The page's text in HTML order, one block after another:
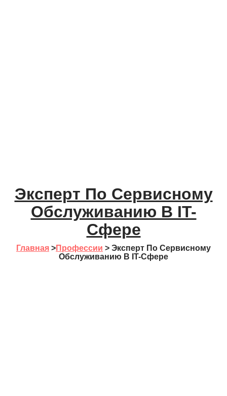
Эксперт По Сервисному
Обслуживанию В IT-
Сфере
Главная >Профессии > Эксперт По Сервисному
Обслуживанию В IT-Сфере